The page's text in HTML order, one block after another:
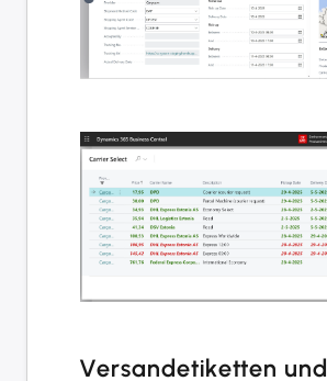
Versandetiketten und